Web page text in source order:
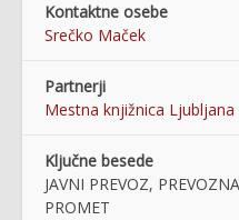
Kontaktne osebe
Srečko Maček
Partnerji
Mestna knjižnica Ljubljana
Ključne besede
JAVNI PREVOZ,
PROMET